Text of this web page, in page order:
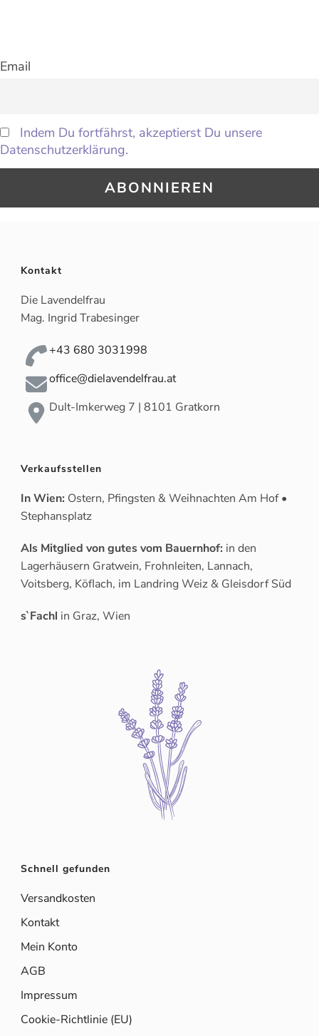
Email
Indem Du fortfährst, akzeptierst Du unsere
Datenschutzerklärung.
Kontakt
Die Lavendelfrau
Mag. Ingrid Trabesinger
+43 680 3031998
office@dielavendelfrau.at
Dult-Imkerweg 7 | 8101 Gratkorn
Verkaufsstellen
In Wien: Ostern, Pfingsten & Weihnachten Am Hof •
Stephansplatz
Als Mitglied von gutes vom Bauernhof: in den
Lagerhäusern Gratwein, Frohnleiten, Lannach,
Voitsberg, Köflach, im Landring Weiz & Gleisdorf Süd
s`Fachl in Graz, Wien
Schnell gefunden
Versandkosten
Kontakt
Mein Konto
AGB
Impressum
Cookie-Richtlinie (EU)